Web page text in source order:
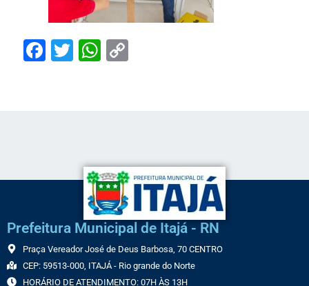
Facebook
TwitterWhatsApp
Prefeitura Municipal de Itajá - RN
Praça Vereador José de Deus Barbosa, 70 CENTRO
CEP: 59513-000, ITAJÁ - Rio grande do Norte
HORÁRIO DE ATENDIMENTO: 07H ÀS 13H